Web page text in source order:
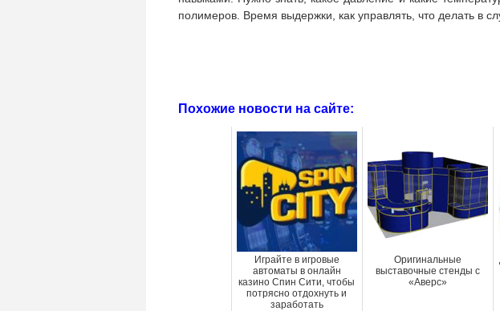
полимеров. Время выдержки, как управлять, что делать в
Похожие новости на сайте:
Играйте в игровые
автоматы в онлайн
казино Спин Сити, чтобы
потрясно отдохнуть и
заработать
Оригинальные
выставочные стенды с
«Аверс»